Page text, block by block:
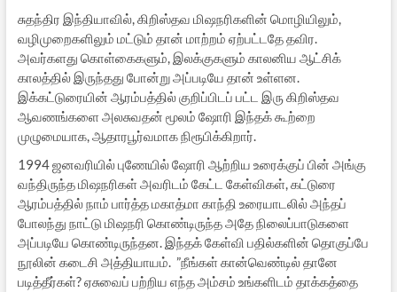
சுதந்திர இந்தியாவில், கிறிஸ்தவ மிஷநரிகளின் மொழியிலும்,
வழிமுறைகளிலும் மட்டும் தான் மாற்றம் ஏற்பட்டதே தவிர.
அவர்களது கொள்கைகளும், இலக்குகளும் காலனிய ஆட்சிக்
காலத்தில் இருந்தது போன்று அப்படியே தான் உள்ளன.
இக்கட்டுரையின் ஆரம்பத்தில் குறிப்பிடப் பட்ட இரு கிறிஸ்தவ
ஆவணங்களை அலசுவதன் மூலம் ஷோரி இந்தக் கூற்றை
முழுமையாக, ஆதாரபூர்வமாக நிரூபிக்கிறார்.
1994 ஜனவரியில் புணேயில் ஷோரி ஆற்றிய உரைக்குப் பின் அங்கு
வந்திருந்த மிஷநரிகள் அவரிடம் கேட்ட கேள்விகள், கட்டுரை
ஆரம்பத்தில் நாம் பார்த்த மகாத்மா காந்தி உரையாடலில் அந்தப்
போலந்து நாட்டு மிஷநரி கொண்டிருந்த அதே நிலைப்பாடுகளை
அப்படியே கொண்டிருந்தன. இந்தக் கேள்வி பதில்களின் தொகுப்பே
நூலின் கடைசி அத்தியாயம். ”நீங்கள் கான்வெண்டில் தானே
படித்தீர்கள்? ஏசுவைப் பற்றிய எந்த அம்சம் உங்களிடம் தாக்கத்தை